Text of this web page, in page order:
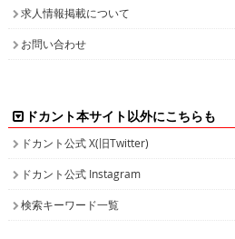
求人情報掲載について
お問い合わせ
ドカント本サイト以外にこちらも
ドカント公式 X(旧Twitter)
ドカント公式 Instagram
検索キーワード一覧